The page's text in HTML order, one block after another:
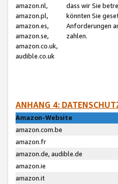
amazon.nl,
amazon.pl,
amazon.es,
amazon.se,
amazon.co.uk,
audible.co.uk
dass wir Sie
könnten Sie
Anforderungen
zahlen.
ANHANG 4:
Amazon-Website
amazon.com.be
amazon.fr
amazon.de, audible.de
amazon.ie
amazon.it